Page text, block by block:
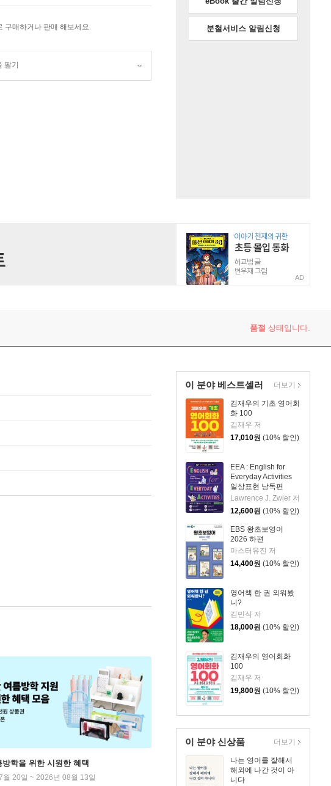
구매하거나 판매 해보세요.
팔기
분철서비스 알림신청
AD
품절 상태입니다.
이 분야 베스트셀러
김재우의 기초 영어회
화 100
김재우 저
17,010원 (10% 할인)
EEA : English for
Everyday Activities
일상표현 낭독편
Lawrence J. Zwier 저
12,600원 (10% 할인)
EBS 왕초보영어
2026 하편
마스터유진 저
14,400원 (10% 할인)
영어책 한 권 외워봤
니?
김민식 저
18,000원 (10% 할인)
김재우의 영어회화
100
김재우 저
19,800원 (10% 할인)
더보기
이 분야 신상품
나는 영어를 잘해서
해외에 나간 것이 아
니다
더보기
방학을 위한 시원한 혜택
월 20일 ~ 2026년 08월 13일